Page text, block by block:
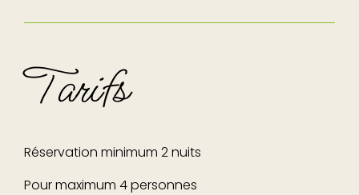
Tarifs
Réservation minimum 2 nuits
Pour maximum 4 personnes